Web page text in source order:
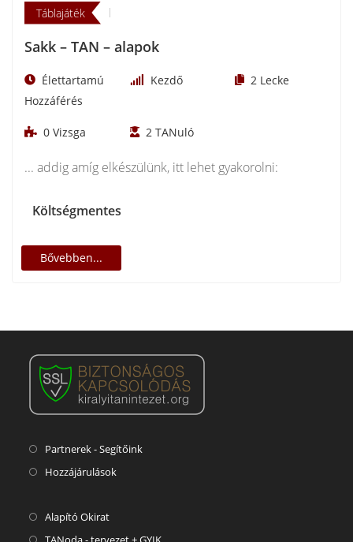
Táblajáték
Sakk – TAN – alapok
Élettartamú
Hozzáférés
Kezdő 2 Lecke
0 Vizsga 2 TANuló
... addig amíg elkészülünk, itt lehet gyakorolni:
Költségmentes
Bővebben...
Partnerek - Segítőink
Hozzájárulások
Alapító Okirat